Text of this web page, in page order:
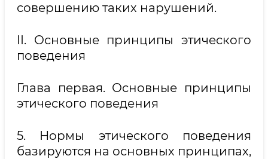
совершению таких нарушений.
II. Основные принципы этического
поведения
Глава первая. Основные принципы
этического поведения
5. Нормы этического поведения
базируются на основных принципах,